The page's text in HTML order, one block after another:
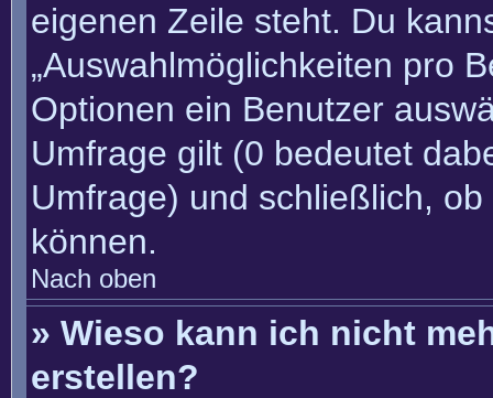
eigenen Zeile steht. Du
„Auswahlmöglichkeiten pro
Optionen ein Benutzer
Umfrage gilt (0 bedeutet
Umfrage) und schließlich,
können.
Nach oben
» Wieso kann ich nicht
erstellen?